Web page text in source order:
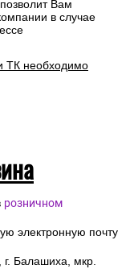
Вам
в случае
ТК необходимо
розничном
электронную почту
г. Балашиха, мкр.